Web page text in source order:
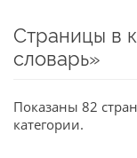
Страницы в
словарь»
Показаны 82
категории.